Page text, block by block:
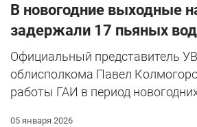
В новогодние выходные
задержали 17 пьяных
Официальный представитель
облисполкома Павел
работы ГАИ в период
05 января 2026